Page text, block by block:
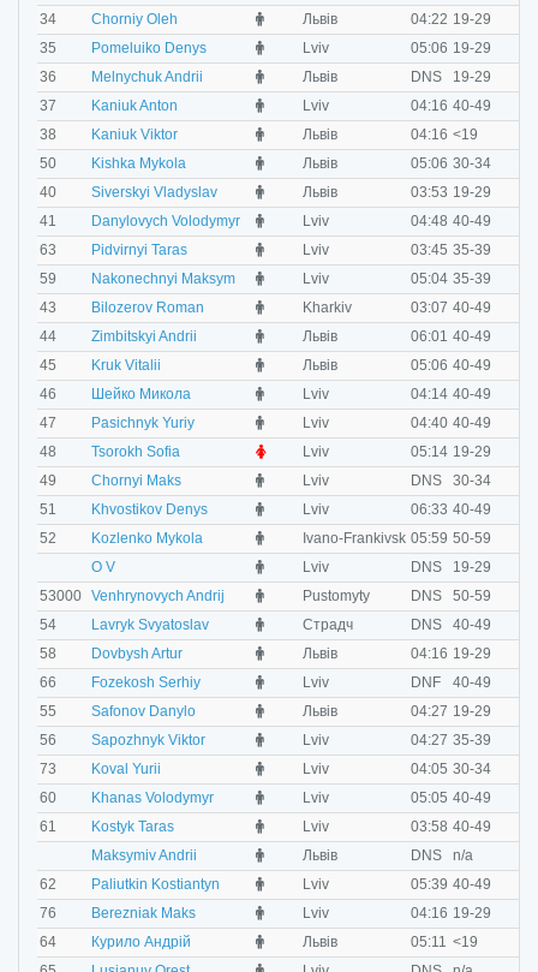
34
Chorniy Oleh M Львів 04:22 19-29
35
Pomeluiko Denys M Lviv 05:06 19-29
36
Melnychuk Andrii M Львів DNS
19-29
37
Kaniuk Anton M Lviv 04:16 40-49
38
Kaniuk Viktor M Львів 04:16 <19
50
Kishka Mykola M Львів 05:06 30-34
40
Siverskyi Vladyslav M Львів 03:53 19-29
41
Danylovych Volodymyr M Lviv 04:48 40-49
63
Pidvirnyi Taras M Lviv 03:45 35-39
59
Nakonechnyi Maksym M Lviv 05:04 35-39
43
Bilozerov Roman M Kharkiv 03:07 40-49
44
Zimbitskyi Andrii M Львів 06:01 40-49
45
Kruk Vitalii M Львів 05:06 40-49
46
Шейко Микола M Lviv 04:14 40-49
47
Pasichnyk Yuriy M Lviv 04:40 40-49
48
Tsorokh Sofia F Lviv 05:14 19-29
49
Chornyi Maks M Lviv DNS
30-34
51
Khvostikov Denys M Lviv 06:33 40-49
52
Kozlenko Mykola M Ivano-Frankivsk 05:59 50-59
O V
M Lviv DNS
19-29
53000 Venhrynovych Andrij M Pustomyty DNS
50-59
54
Lavryk Svyatoslav M Страдч DNS
40-49
58
Dovbysh Artur M Львів 04:16 19-29
66
Fozekosh Serhiy M Lviv DNF
40-49
55
Safonov Danylo M Львів 04:27 19-29
56
Sapozhnyk Viktor M Lviv 04:27 35-39
73
Koval Yurii M Lviv 04:05 30-34
60
Khanas Volodymyr M Lviv 05:05 40-49
61
Kostyk Taras M Lviv 03:58 40-49
Maksymiv Andrii
M Львів DNS
n/a
62
Paliutkin Kostiantyn M Lviv 05:39 40-49
76
Berezniak Maks M Lviv 04:16 19-29
64
Курило Андрій M Львів 05:11 <19